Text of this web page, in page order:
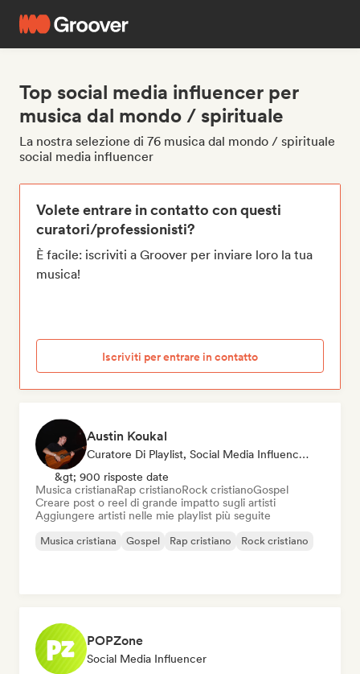
Top social media influencer per
musica dal mondo / spirituale
La nostra selezione di 76 musica dal mondo / spirituale
social media influencer
Volete entrare in contatto con questi
curatori/professionisti?
È facile: iscriviti a Groover per inviare loro la tua
musica!
Iscriviti per entrare in contatto
Austin Koukal
Curatore Di Playlist, Social Media Influencer
&gt; 900 risposte date
Musica cristianaRap cristianoRock cristianoGospel
Creare post o reel di grande impatto sugli artisti
Aggiungere artisti nelle mie playlist più seguite
Musica cristiana Gospel Rap cristiano Rock cristiano
POPZone
Social Media Influencer